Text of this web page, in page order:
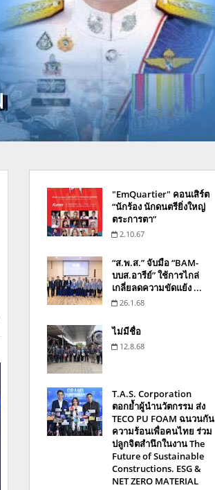
"EmQuartier" คอนเสิร์ต
“นักร้อง นักดนตรียิ่งใหญ่
ตระการตา”
2.10.67
“ส.พ.ส.” จับมือ “BAM-
บบส.อารีย์” ใช้การไกล่
เกลี่ยลดความขัดแย้ง ...
26.1.68
ไม่มีชื่อ
12.8.68
T.A.S. Corporation
ตอกย้ำผู้นำนวัตกรรม ส่ง
TECO PU FOAM ฉนวนกัน
ความร้อนเพื่อคนไทย ร่วม
ปลูกจิตสำนึกในงาน The
Future of Sustainable
Constructions. ESG &
NET ZERO MATERIAL